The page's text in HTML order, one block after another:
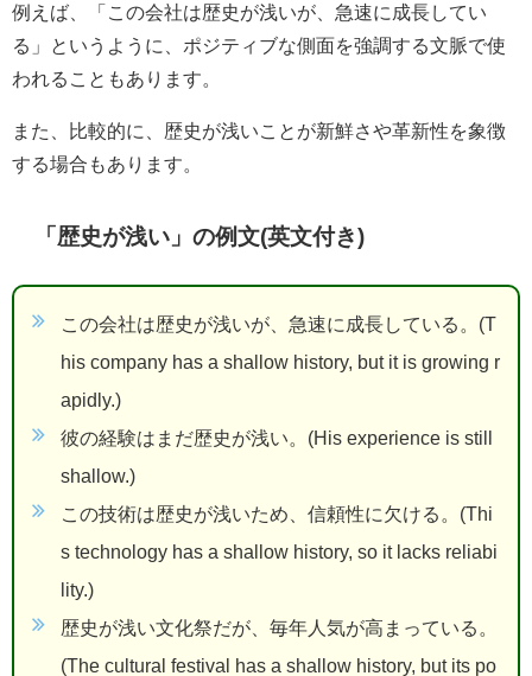
例えば、「この会社は歴史が浅いが、急速に成長してい
る」というように、ポジティブな側面を強調する文脈で使
われることもあります。
また、比較的に、歴史が浅いことが新鮮さや革新性を象徴
する場合もあります。
「歴史が浅い」の例文(英文付き)
この会社は歴史が浅いが、急速に成長している。(T
his company has a shallow history, but it is growing r
apidly.)
彼の経験はまだ歴史が浅い。(His experience is still
shallow.)
この技術は歴史が浅いため、信頼性に欠ける。(Thi
s technology has a shallow history, so it lacks reliabi
lity.)
歴史が浅い文化祭だが、毎年人気が高まっている。
(The cultural festival has a shallow history, but its po